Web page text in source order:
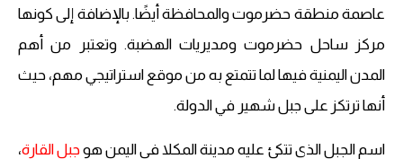
عاصمة منطقة حضرموت والمحافظة أيضًا. بالإضافة إلى كونها
مركز ساحل حضرموت ومديريات الهضبة. وتعتبر من أهم
المدن اليمنية فيها لما تتمتع به من موقع استراتيجي مهم، حيث
أنها ترتكز على جبل شهير في الدولة.
اسم الجبل الذي تتكئ عليه مدينة المكلا في اليمن هوجبل القارة،